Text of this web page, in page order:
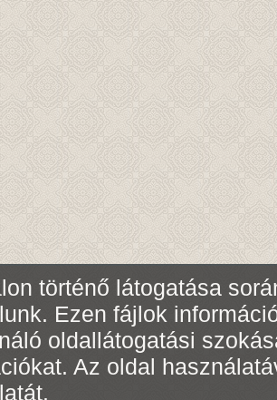
történő látogatása
Ezen fájlok
oldallátogatási
Az oldal